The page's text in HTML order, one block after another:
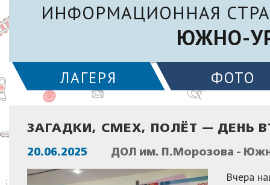
ИНФОРМАЦИОННАЯ
ЮЖНО-
ЛАГЕРЯ ФОТО
ЗАГАДКИ, СМЕХ, ПОЛЁТ — ДЕНЬ
20.06.2025 ДОЛ им. П.Морозова -
Вчера